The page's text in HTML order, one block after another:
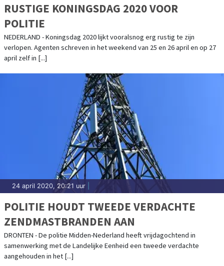
RUSTIGE KONINGSDAG 2020 VOOR
POLITIE
NEDERLAND - Koningsdag 2020 lijkt vooralsnog erg rustig te zijn
verlopen. Agenten schreven in het weekend van 25 en 26 april en op 27
april zelf in [...]
24 april 2020, 20:21 uur
POLITIE HOUDT TWEEDE VERDACHTE
ZENDMASTBRANDEN AAN
DRONTEN - De politie Midden-Nederland heeft vrijdagochtend in
samenwerking met de Landelijke Eenheid een tweede verdachte
aangehouden in het [...]